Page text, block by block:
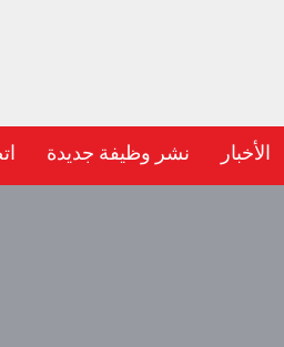
الأخبار نشر وظيفة جديدة